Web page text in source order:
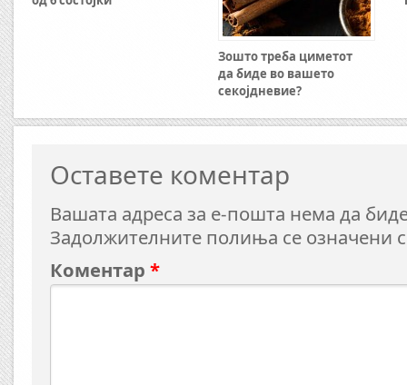
Зошто треба циметот
да биде во вашето
секојдневие?
Оставете коментар
Вашата адреса за е-пошта нема да
Задолжителните полиња се означени
Коментар *